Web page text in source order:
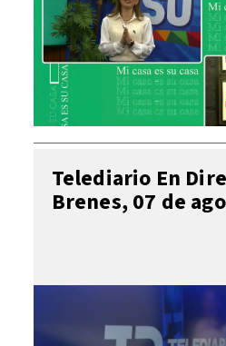
Telediario En
Brenes, 07 de